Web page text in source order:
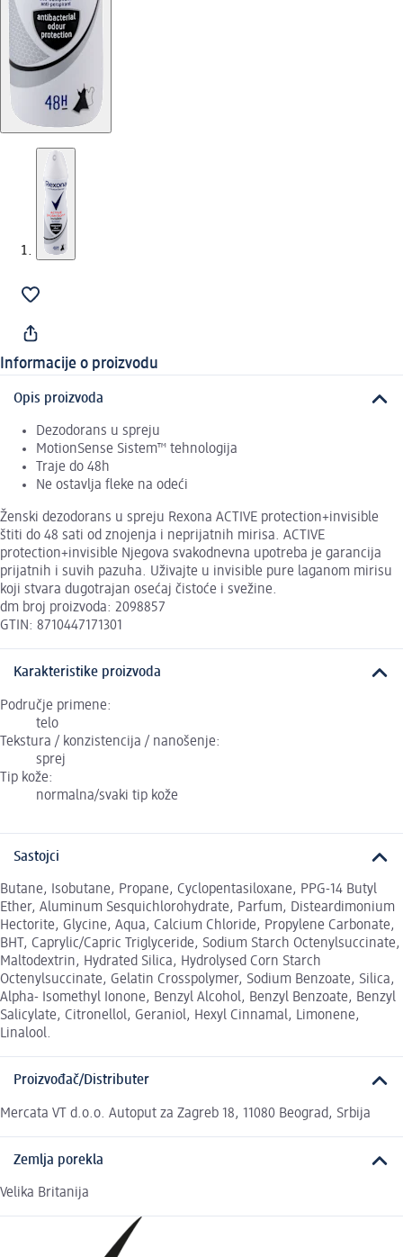
Informacije o proizvodu
Opis proizvoda
Dezodorans u spreju
MotionSense Sistem™ tehnologija
Traje do 48h
Ne ostavlja fleke na odeći
Ženski dezodorans u spreju Rexona ACTIVE protection+invisible
štiti do 48 sati od znojenja i neprijatnih mirisa. ACTIVE
protection+invisible Njegova svakodnevna upotreba je garancija
prijatnih i suvih pazuha. Uživajte u invisible pure laganom mirisu
koji stvara dugotrajan osećaj čistoće i svežine.
dm broj proizvoda: 2098857
GTIN: 8710447171301
Karakteristike proizvoda
Područje primene:
telo
Tekstura / konzistencija / nanošenje:
sprej
Tip kože:
normalna/svaki tip kože
Sastojci
Butane, Isobutane, Propane, Cyclopentasiloxane, PPG-14 Butyl
Ether, Aluminum Sesquichlorohydrate, Parfum, Disteardimonium
Hectorite, Glycine, Aqua, Calcium Chloride, Propylene Carbonate,
BHT, Caprylic/Capric Triglyceride, Sodium Starch Octenylsuccinate,
Maltodextrin, Hydrated Silica, Hydrolysed Corn Starch
Octenylsuccinate, Gelatin Crosspolymer, Sodium Benzoate, Silica,
Alpha- Isomethyl Ionone, Benzyl Alcohol, Benzyl Benzoate, Benzyl
Salicylate, Citronellol, Geraniol, Hexyl Cinnamal, Limonene,
Linalool.
Proizvođač/Distributer
Mercata VT d.o.o. Autoput za Zagreb 18, 11080 Beograd, Srbija
Zemlja porekla
Velika Britanija